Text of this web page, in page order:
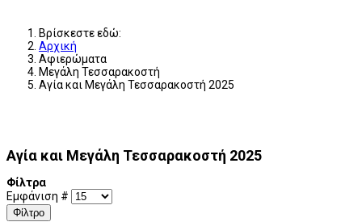
Βρίσκεστε εδώ:
Αρχική
Αφιερώματα
Μεγάλη Τεσσαρακοστή
Αγία και Μεγάλη Τεσσαρακοστή 2025
Αγία και Μεγάλη Τεσσαρακοστή 2025
Φίλτρα
Εμφάνιση #
Φίλτρο